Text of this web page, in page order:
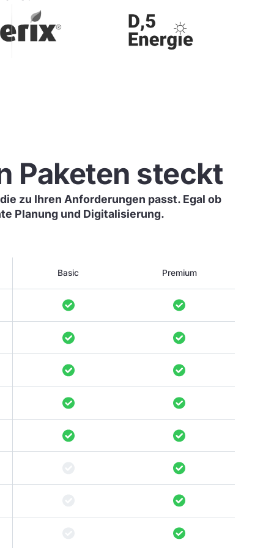
Paketen steckt
zu Ihren Anforderungen passt. Egal ob
Planung und Digitalisierung.
Basic Premium